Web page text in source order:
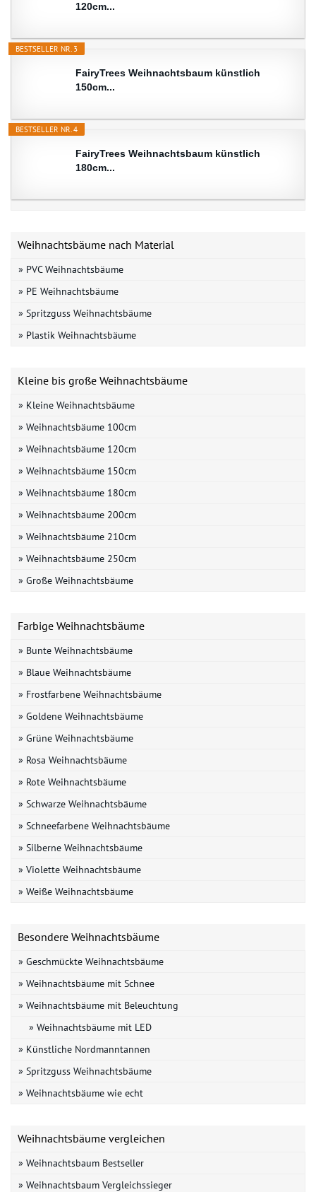
120cm...
BESTSELLER NR. 3
FairyTrees Weihnachtsbaum künstlich
150cm...
BESTSELLER NR. 4
FairyTrees Weihnachtsbaum künstlich
180cm...
Weihnachtsbäume nach Material
» PVC Weihnachtsbäume
» PE Weihnachtsbäume
» Spritzguss Weihnachtsbäume
» Plastik Weihnachtsbäume
Kleine bis große Weihnachtsbäume
» Kleine Weihnachtsbäume
» Weihnachtsbäume 100cm
» Weihnachtsbäume 120cm
» Weihnachtsbäume 150cm
» Weihnachtsbäume 180cm
» Weihnachtsbäume 200cm
» Weihnachtsbäume 210cm
» Weihnachtsbäume 250cm
» Große Weihnachtsbäume
Farbige Weihnachtsbäume
» Bunte Weihnachtsbäume
» Blaue Weihnachtsbäume
» Frostfarbene Weihnachtsbäume
» Goldene Weihnachtsbäume
» Grüne Weihnachtsbäume
» Rosa Weihnachtsbäume
» Rote Weihnachtsbäume
» Schwarze Weihnachtsbäume
» Schneefarbene Weihnachtsbäume
» Silberne Weihnachtsbäume
» Violette Weihnachtsbäume
» Weiße Weihnachtsbäume
Besondere Weihnachtsbäume
» Geschmückte Weihnachtsbäume
» Weihnachtsbäume mit Schnee
» Weihnachtsbäume mit Beleuchtung
» Weihnachtsbäume mit LED
» Künstliche Nordmanntannen
» Spritzguss Weihnachtsbäume
» Weihnachtsbäume wie echt
Weihnachtsbäume vergleichen
» Weihnachtsbaum Bestseller
» Weihnachtsbaum Vergleichssieger